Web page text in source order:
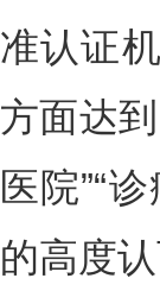
准认证
方面达
医院”“
的高度认